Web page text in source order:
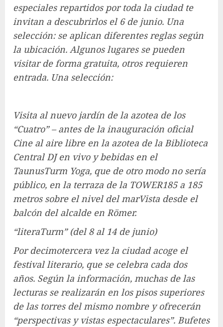
especiales repartidos por toda la ciudad te
invitan a descubrirlos el 6 de junio. Una
selección: se aplican diferentes reglas según
la ubicación. Algunos lugares se pueden
visitar de forma gratuita, otros requieren
entrada. Una selección:
Visita al nuevo jardín de la azotea de los
“Cuatro” – antes de la inauguración oficial
Cine al aire libre en la azotea de la Biblioteca
Central DJ en vivo y bebidas en el
TaunusTurm Yoga, que de otro modo no sería
público, en la terraza de la TOWER185 a 185
metros sobre el nivel del marVista desde el
balcón del alcalde en Römer.
“literaTurm” (del 8 al 14 de junio)
Por decimotercera vez la ciudad acoge el
festival literario, que se celebra cada dos
años. Según la información, muchas de las
lecturas se realizarán en los pisos superiores
de las torres del mismo nombre y ofrecerán
“perspectivas y vistas espectaculares”. Bufetes